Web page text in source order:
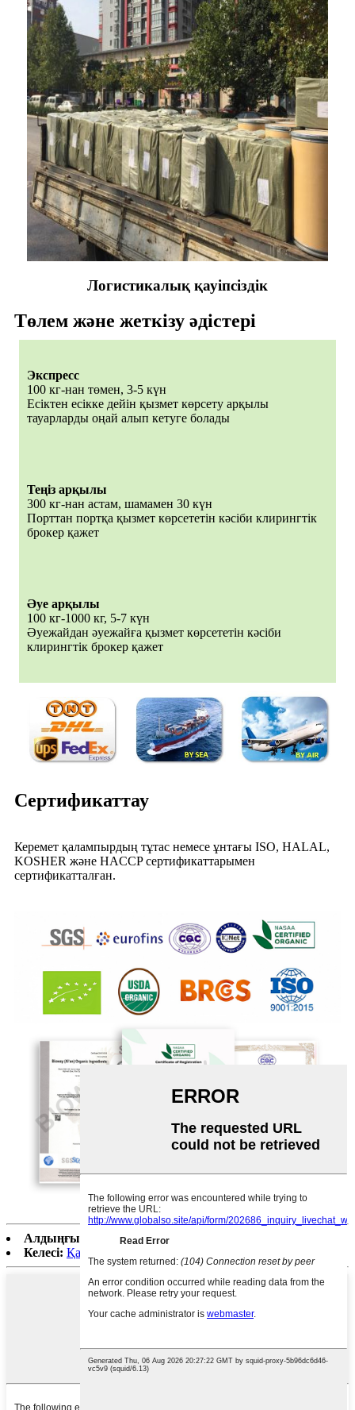
Логистикалық қауіпсіздік
Төлем және жеткізу әдістері
Экспресс
100 кг-нан төмен, 3-5 күн
Есіктен есікке дейін қызмет көрсету арқылы
тауарларды оңай алып кетуге болады
Теңіз арқылы
300 кг-нан астам, шамамен 30 күн
Порттан портқа қызмет көрсететін кәсіби клирингтік
брокер қажет
Әуе арқылы
100 кг-1000 кг, 5-7 күн
Әуежайдан әуежайға қызмет көрсететін кәсіби
клирингтік брокер қажет
Сертификаттау
Керемет қалампырдың тұтас немесе ұнтағы ISO, HALAL,
KOSHER және HACCP сертификаттарымен
сертификатталған.
Алдыңғы:
Таза және шынайы тұтас зире тұқымдары
Келесі: Қара зімбір сығындысының ұнтағы